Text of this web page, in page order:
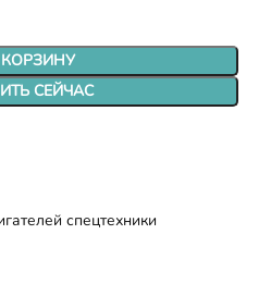
КОРЗИНУ
СЕЙЧАС
спецтехники